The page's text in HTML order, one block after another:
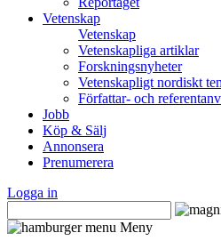
Vetenskap
Vetenskap
Vetenskapliga artiklar
Forskningsnyheter
Vetenskapligt nordiskt
Författar- och
Jobb
Köp & Sälj
Annonsera
Prenumerera
Logga in
Meny